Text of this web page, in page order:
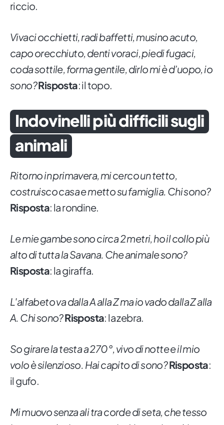
riccio.
Vivaci occhietti, radi baffetti, musino acuto,
capo orecchiuto, denti voraci, piedi fugaci,
coda sottile, forma gentile, dirlo mi è d’uopo, io
sono?Risposta: il topo.
Indovinelli più difficili sugli
animali
Ritorno in primavera, mi cerco un tetto,
costruisco casa e metto su famiglia. Chi sono?
Risposta: la rondine.
Le mie gambe sono circa 2 metri, ho il collo più
alto di tutta la Savana. Che animale sono?
Risposta: la giraffa.
L'alfabeto va dalla A alla Z ma io vado dalla Z alla
A. Chi sono?Risposta: la zebra.
So girare la testa a 270°, vivo di notte e il mio
volo è silenzioso. Hai capito di sono?Risposta:
il gufo.
Mi muovo senza ali tra corde di seta, che tesso